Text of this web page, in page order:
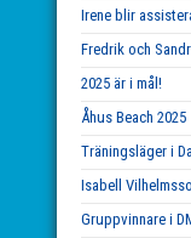
Irene blir
Fredrik och
2025 är i mål!
Åhus Beach 2025
Träningsläger i
Isabell
Gruppvinnare i